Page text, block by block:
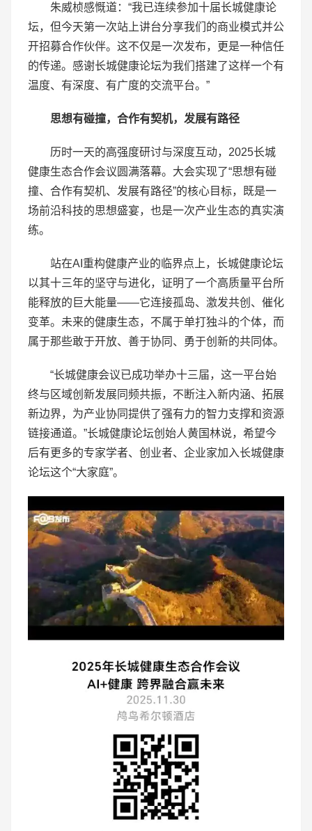
朱威桢感慨道：“我已连续参加十届长城健康论
坛，但今天第一次站上讲台分享我们的商业模式并公
开招募合作伙伴。这不仅是一次发布，更是一种信任
的传递。感谢长城健康论坛为我们搭建了这样一个有
温度、有深度、有广度的交流平台。”
思想有碰撞，合作有契机，发展有路径
历时一天的高强度研讨与深度互动，2025长城
健康生态合作会议圆满落幕。大会实现了“思想有碰
撞、合作有契机、发展有路径”的核心目标，既是一
场前沿科技的思想盛宴，也是一次产业生态的真实演
练。
站在AI重构健康产业的临界点上，长城健康论坛
以其十三年的坚守与进化，证明了一个高质量平台所
能释放的巨大能量——它连接孤岛、激发共创、催化
变革。未来的健康生态，不属于单打独斗的个体，而
属于那些敢于开放、善于协同、勇于创新的共同体。
“长城健康会议已成功举办十三届，这一平台始
终与区域创新发展同频共振，不断注入新内涵、拓展
新边界，为产业协同提供了强有力的智力支撑和资源
链接通道。”长城健康论坛创始人黄国林说，希望今
后有更多的专家学者、创业者、企业家加入长城健康
论坛这个“大家庭”。